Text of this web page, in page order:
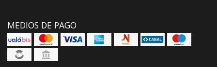
MEDIOS DE PAGO